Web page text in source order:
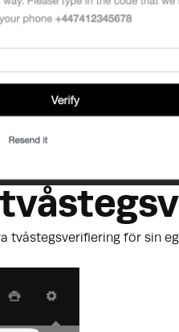
tvåstegsverifiering för sin